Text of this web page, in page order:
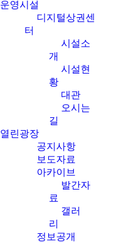
운영시설
디지털상권센
터
시설소
개
시설현
황
대관
오시는
길
열린광장
공지사항
보도자료
아카이브
발간자
료
갤러
리
정보공개